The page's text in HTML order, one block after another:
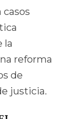
casos
la
reforma
de
justicia.